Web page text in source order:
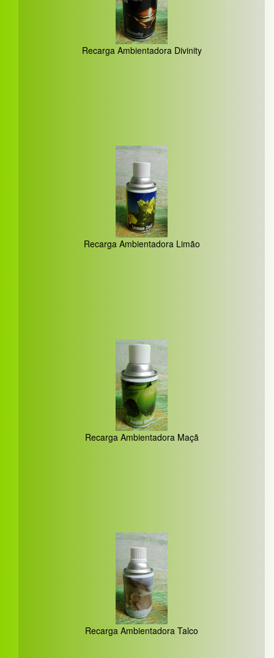
Recarga Ambientadora Divinity
Recarga Ambientadora Limão
Recarga Ambientadora Maçã
Recarga Ambientadora Talco